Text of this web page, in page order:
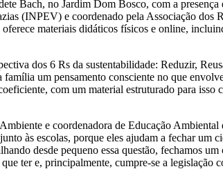
Bach, no Jardim Dom Bosco, com a
(INPEV) e coordenado pela Associação dos
materiais didáticos físicos e online,
dos 6 Rs da sustentabilidade: Reduzir,
um pensamento consciente no que
com um material estruturado para isso
e coordenadora de Educação
às escolas, porque eles ajudam a fechar
desde pequeno essa questão, fechamos
ter e, principalmente, cumpre-se a legislação